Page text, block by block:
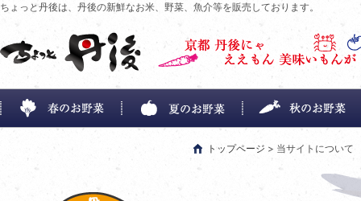
ちょっと丹後は、丹後の新鮮なお米、野菜、魚介等を販売しております。
トップページ > 当サイトについて